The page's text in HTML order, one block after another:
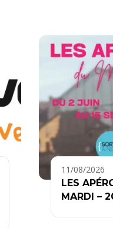
11/08/2026
LES
MARDI –